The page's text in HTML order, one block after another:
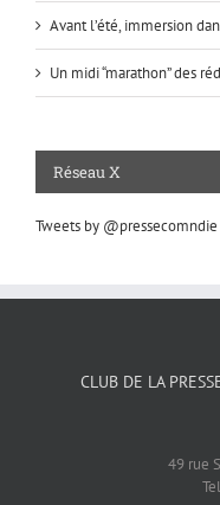
Avant l’été, immersion
Un midi “marathon” des
Réseau X
Tweets by @pressecomndie
CLUB DE LA
49 rue